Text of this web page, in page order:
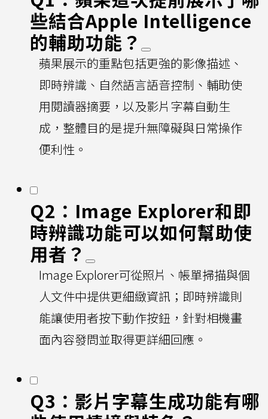
些結合Apple Intelligence
的輔助功能？
蘋果展示的重點包括更強的影像描述、
即時辨識、自然語言語音控制、輔助使
用閱讀器摘要，以及影片字幕自動生
成，整體目的是提升無障礙與日常操作
便利性。
Q2：Image Explorer和即
時辨識功能可以如何幫助使
用者？
Image Explorer可從照片、帳單掃描與個
人文件中提供更細緻資訊；即時辨識則
能讓使用者按下動作按鈕，針對相機畫
面內容發問並取得更詳細回應。
Q3：影片字幕生成功能有哪